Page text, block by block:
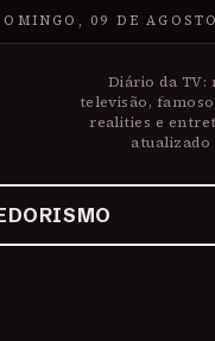
09 DE
Diário da TV:
televisão,
realities e
atualizado